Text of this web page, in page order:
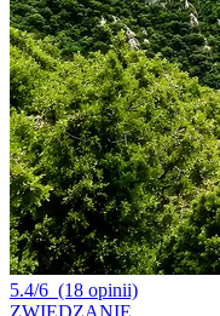
5.4/6 (18 opinii)
ZWIEDZANIE